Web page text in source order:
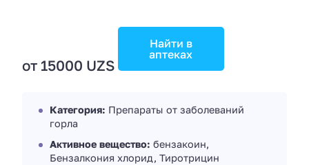
от 15000 UZS
Найти в
аптеках
Категория: Препараты от заболеваний
горла
Активное вещество: бензакоин,
Бензалкония хлорид, Тиротрицин